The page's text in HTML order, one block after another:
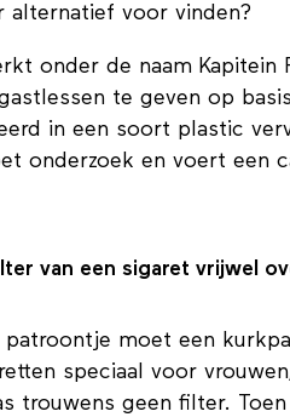
alternatief voor vinden?
onder de naam
te geven op
in een soort plastic
onderzoek en voert een
van een sigaret vrijwel
moet een
speciaal voor
trouwens geen filter.